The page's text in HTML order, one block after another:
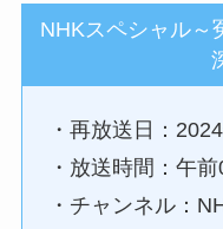
NHKスペシャル～
・再放送日：
・放送時間：午
・チャンネル：